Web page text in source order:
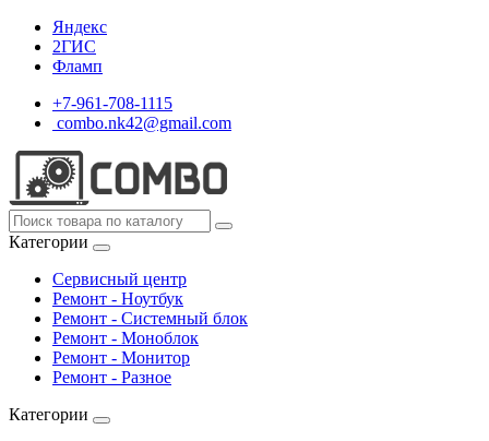
Яндекс
2ГИС
Фламп
+7-961-708-1115
combo.nk42@gmail.com
Категории
Сервисный центр
Ремонт - Ноутбук
Ремонт - Системный блок
Ремонт - Моноблок
Ремонт - Монитор
Ремонт - Разное
Категории